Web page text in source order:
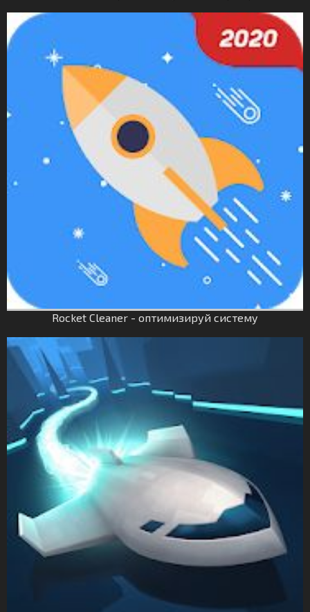
Rocket Cleaner - оптимизируй систему